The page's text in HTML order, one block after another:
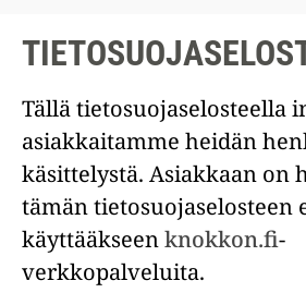
Tällä tietosuojaselosteella
asiakkaitamme heidän
käsittelystä. Asiakkaan on
tämän tietosuojaselosteen
käyttääkseenknokkon.fi-
verkkopalveluita.